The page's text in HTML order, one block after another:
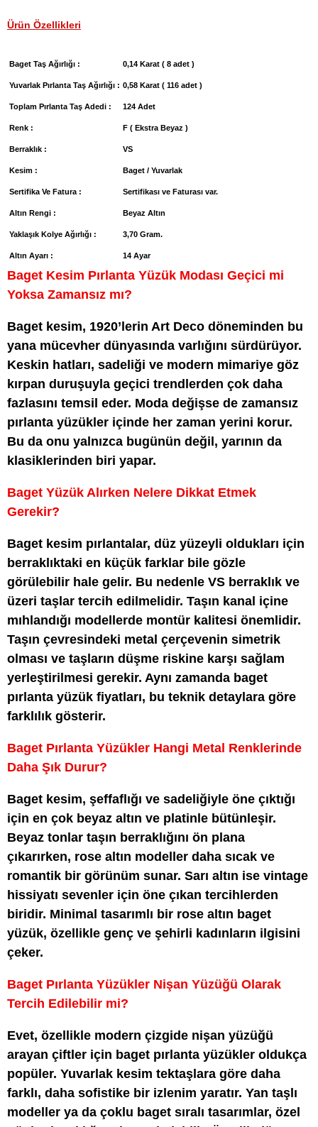
Ürün Özellikleri
Baget Taş Ağırlığı : 0,14 Karat ( 8 adet )
Yuvarlak Pırlanta Taş Ağırlığı : 0,58 Karat ( 116 adet )
Toplam Pırlanta Taş Adedi : 124 Adet
Renk : F ( Ekstra Beyaz )
Berraklık : VS
Kesim : Baget / Yuvarlak
Sertifika Ve Fatura : Sertifikası ve Faturası var.
Altın Rengi : Beyaz Altın
Yaklaşık Kolye Ağırlığı : 3,70 Gram.
Altın Ayarı : 14 Ayar
Baget Kesim Pırlanta Yüzük Modası Geçici mi
Yoksa Zamansız mı?
Baget kesim, 1920’lerin Art Deco döneminden bu
yana mücevher dünyasında varlığını sürdürüyor.
Keskin hatları, sadeliği ve modern mimariye göz
kırpan duruşuyla geçici trendlerden çok daha
fazlasını temsil eder. Moda değişse de zamansız
pırlanta yüzükler içinde her zaman yerini korur.
Bu da onu yalnızca bugünün değil, yarının da
klasiklerinden biri yapar.
Baget Yüzük Alırken Nelere Dikkat Etmek
Gerekir?
Baget kesim pırlantalar, düz yüzeyli oldukları için
berraklıktaki en küçük farklar bile gözle
görülebilir hale gelir. Bu nedenle VS berraklık ve
üzeri taşlar tercih edilmelidir. Taşın kanal içine
mıhlandığı modellerde montür kalitesi önemlidir.
Taşın çevresindeki metal çerçevenin simetrik
olması ve taşların düşme riskine karşı sağlam
yerleştirilmesi gerekir. Aynı zamanda baget
pırlanta yüzük fiyatları, bu teknik detaylara göre
farklılık gösterir.
Baget Pırlanta Yüzükler Hangi Metal Renklerinde
Daha Şık Durur?
Baget kesim, şeffaflığı ve sadeliğiyle öne çıktığı
için en çok beyaz altın ve platinle bütünleşir.
Beyaz tonlar taşın berraklığını ön plana
çıkarırken, rose altın modeller daha sıcak ve
romantik bir görünüm sunar. Sarı altın ise vintage
hissiyatı sevenler için öne çıkan tercihlerden
biridir. Minimal tasarımlı bir rose altın baget
yüzük, özellikle genç ve şehirli kadınların ilgisini
çeker.
Baget Pırlanta Yüzükler Nişan Yüzüğü Olarak
Tercih Edilebilir mi?
Evet, özellikle modern çizgide nişan yüzüğü
arayan çiftler için baget pırlanta yüzükler oldukça
popüler. Yuvarlak kesim tektaşlara göre daha
farklı, daha sofistike bir izlenim yaratır. Yan taşlı
modeller ya da çoklu baget sıralı tasarımlar, özel